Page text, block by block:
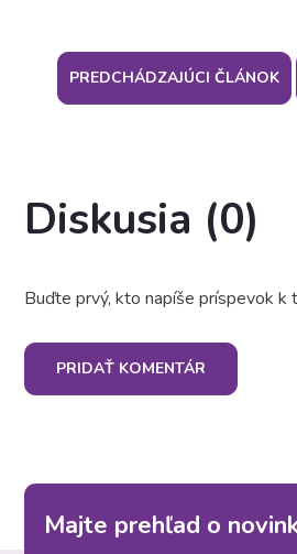
PREDCHÁDZAJÚCI ČLÁNOK
Diskusia (0)
Buďte prvý, kto napíše príspevok k
PRIDAŤ KOMENTÁR
Majte prehľad o